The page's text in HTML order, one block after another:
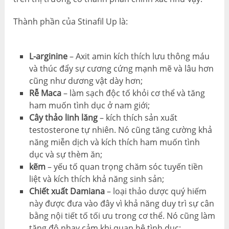
Thành phần của Stinafil Up là:
L-arginine– Axit amin kích thích lưu thông máu
và thúc đẩy sự cương cứng mạnh mẽ và lâu hơn
cũng như dương vật dày hơn;
Rễ Maca– làm sạch độc tố khỏi cơ thể và tăng
ham muốn tình dục ở nam giới;
Cây thảo linh lăng– kích thích sản xuất
testosterone tự nhiên. Nó cũng tăng cường khả
năng miễn dịch và kích thích ham muốn tình
dục và sự thèm ăn;
kẽm– yếu tố quan trọng chăm sóc tuyến tiền
liệt và kích thích khả năng sinh sản;
Chiết xuất Damiana– loại thảo dược quý hiếm
này được đưa vào đây vì khả năng duy trì sự cân
bằng nội tiết tố tối ưu trong cơ thể. Nó cũng làm